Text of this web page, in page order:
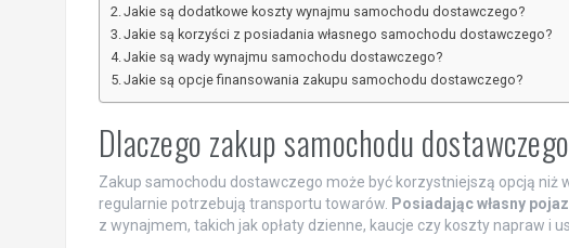
Jakie są dodatkowe koszty wynajmu samochodu dostawczego?
Jakie są korzyści z posiadania własnego samochodu dostawczego?
Jakie są wady wynajmu samochodu dostawczego?
Jakie są opcje finansowania zakupu samochodu dostawczego?
Dlaczego zakup samochodu
Zakup samochodu dostawczego może być korzystniejszą opcją niż
regularnie potrzebują transportu towarów. Posiadając własny
z wynajmem, takich jak opłaty dzienne, kaucje czy koszty napraw i